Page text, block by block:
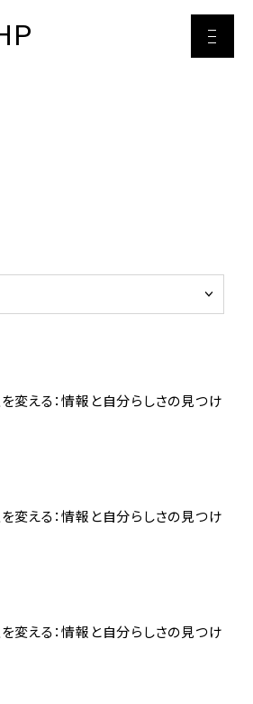
変える：情報と自分らしさの見つけ
変える：情報と自分らしさの見つけ
変える：情報と自分らしさの見つけ